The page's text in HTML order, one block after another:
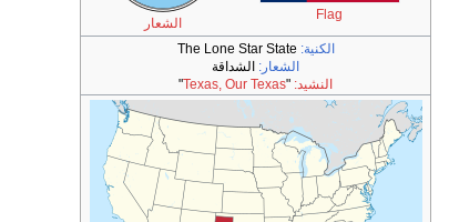
Flag
الشعار
الكنية: The Lone Star State
الشعار: الشداقة
النشيد: "
Texas, Our Texas
"